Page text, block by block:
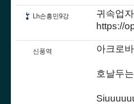
Lh손흥민9강
귀속업
https://
신풍역 아크로
호날두